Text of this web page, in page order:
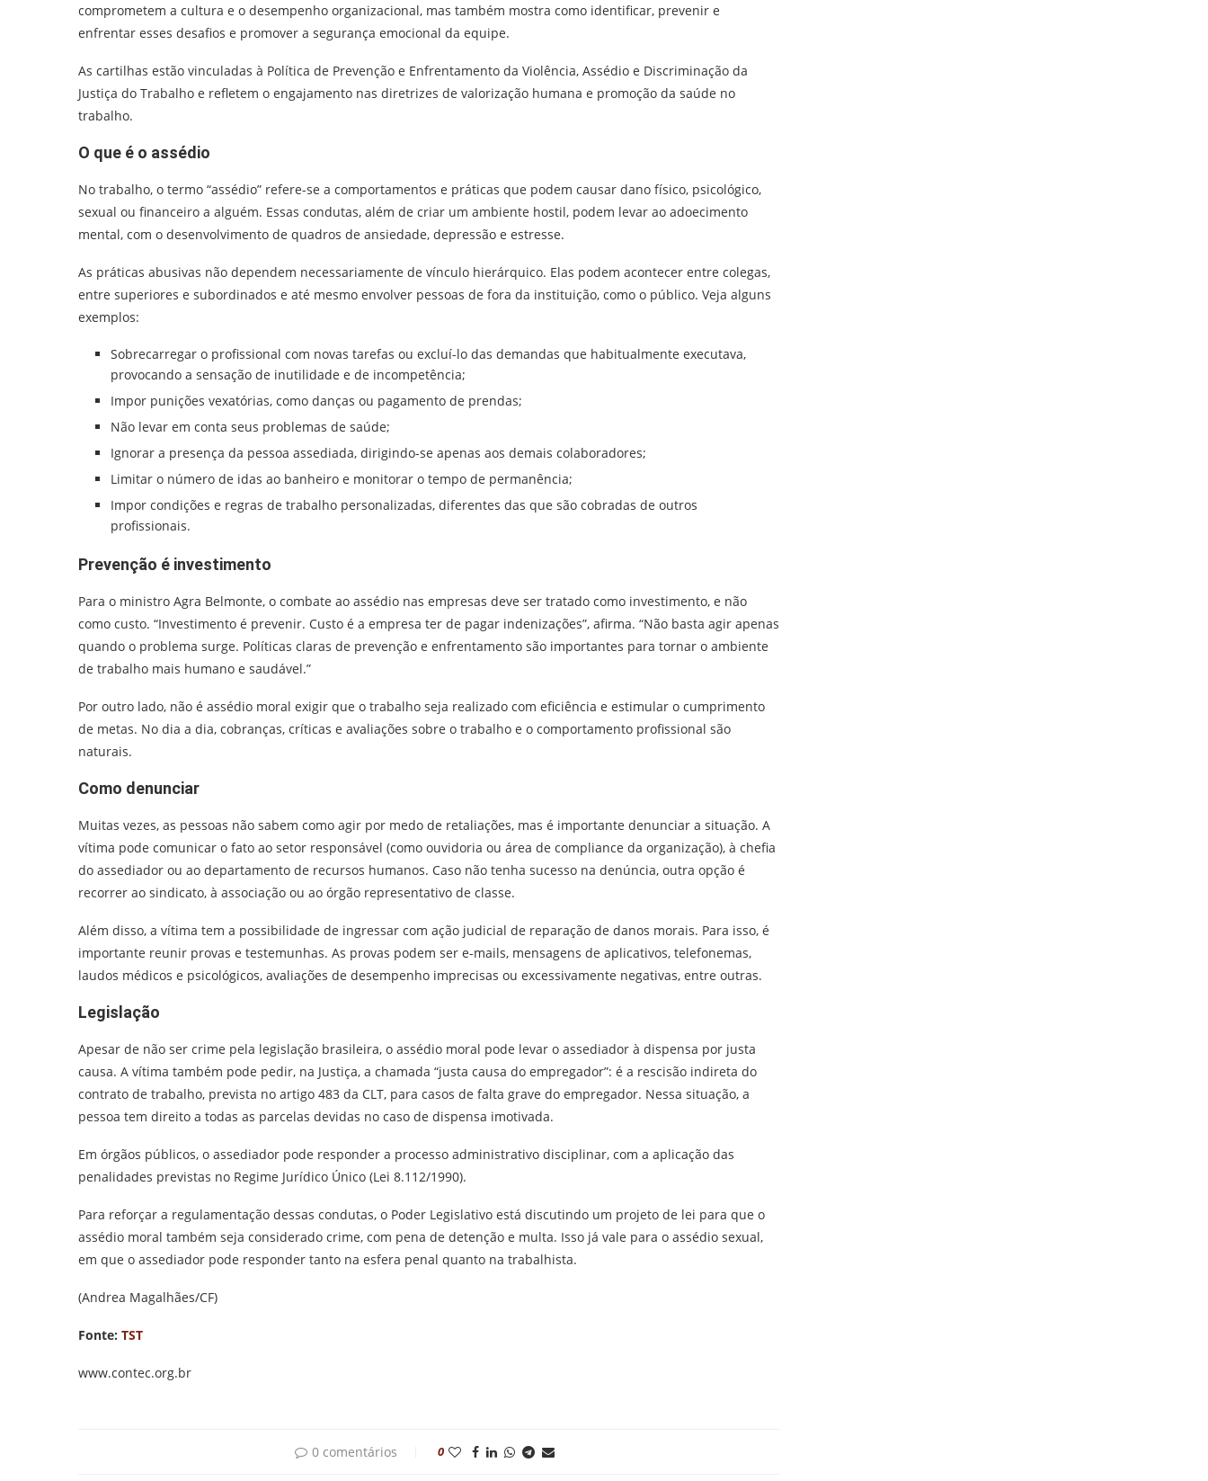
comprometem a cultura e o desempenho organizacional, mas também mostra como identificar, prevenir e
enfrentar esses desafios e promover a segurança emocional da equipe.
As cartilhas estão vinculadas à Política de Prevenção e Enfrentamento da Violência, Assédio e Discriminação da
Justiça do Trabalho e refletem o engajamento nas diretrizes de valorização humana e promoção da saúde no
trabalho.
O que é o assédio
No trabalho, o termo “assédio” refere-se a comportamentos e práticas que podem causar dano físico, psicológico,
sexual ou financeiro a alguém. Essas condutas, além de criar um ambiente hostil, podem levar ao adoecimento
mental, com o desenvolvimento de quadros de ansiedade, depressão e estresse.
As práticas abusivas não dependem necessariamente de vínculo hierárquico. Elas podem acontecer entre colegas,
entre superiores e subordinados e até mesmo envolver pessoas de fora da instituição, como o público. Veja alguns
exemplos:
Sobrecarregar o profissional com novas tarefas ou excluí-lo das demandas que habitualmente executava,
provocando a sensação de inutilidade e de incompetência;
Impor punições vexatórias, como danças ou pagamento de prendas;
Não levar em conta seus problemas de saúde;
Ignorar a presença da pessoa assediada, dirigindo-se apenas aos demais colaboradores;
Limitar o número de idas ao banheiro e monitorar o tempo de permanência;
Impor condições e regras de trabalho personalizadas, diferentes das que são cobradas de outros
profissionais.
Prevenção é investimento
Para o ministro Agra Belmonte, o combate ao assédio nas empresas deve ser tratado como investimento, e não
como custo. “Investimento é prevenir. Custo é a empresa ter de pagar indenizações”, afirma. “Não basta agir apenas
quando o problema surge. Políticas claras de prevenção e enfrentamento são importantes para tornar o ambiente
de trabalho mais humano e saudável.”
Por outro lado, não é assédio moral exigir que o trabalho seja realizado com eficiência e estimular o cumprimento
de metas. No dia a dia, cobranças, críticas e avaliações sobre o trabalho e o comportamento profissional são
naturais.
Como denunciar
Muitas vezes, as pessoas não sabem como agir por medo de retaliações, mas é importante denunciar a situação. A
vítima pode comunicar o fato ao setor responsável (como ouvidoria ou área de compliance da organização), à chefia
do assediador ou ao departamento de recursos humanos. Caso não tenha sucesso na denúncia, outra opção é
recorrer ao sindicato, à associação ou ao órgão representativo de classe.
Além disso, a vítima tem a possibilidade de ingressar com ação judicial de reparação de danos morais. Para isso, é
importante reunir provas e testemunhas. As provas podem ser e-mails, mensagens de aplicativos, telefonemas,
laudos médicos e psicológicos, avaliações de desempenho imprecisas ou excessivamente negativas, entre outras.
Legislação
Apesar de não ser crime pela legislação brasileira, o assédio moral pode levar o assediador à dispensa por justa
causa. A vítima também pode pedir, na Justiça, a chamada “justa causa do empregador”: é a rescisão indireta do
contrato de trabalho, prevista no artigo 483 da CLT, para casos de falta grave do empregador. Nessa situação, a
pessoa tem direito a todas as parcelas devidas no caso de dispensa imotivada.
Em órgãos públicos, o assediador pode responder a processo administrativo disciplinar, com a aplicação das
penalidades previstas no Regime Jurídico Único (Lei 8.112/1990).
Para reforçar a regulamentação dessas condutas, o Poder Legislativo está discutindo um projeto de lei para que o
assédio moral também seja considerado crime, com pena de detenção e multa. Isso já vale para o assédio sexual,
em que o assediador pode responder tanto na esfera penal quanto na trabalhista.
(Andrea Magalhães/CF)
Fonte: TST
www.contec.org.br
0 comentários 0